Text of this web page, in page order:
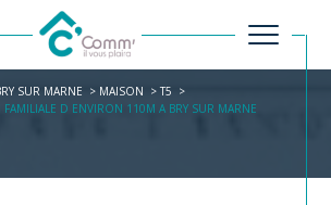
SUR MARNE MAISON
T5
D ENVIRON 110M A BRY SUR MARNE